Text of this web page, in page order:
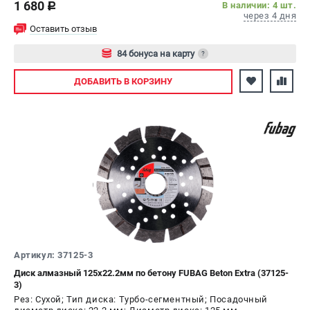
1 680 c
В наличии: 4 шт.
через 4 дня
Оставить отзыв
84 бонуса на карту ?
Авторизуйтесь
ДОБАВИТЬ В КОРЗИНУ
Артикул: 37125-3
Диск алмазный 125х22.2мм по бетону FUBAG Beton Extra (37125-
3)
Рез: Сухой; Тип диска: Турбо-сегментный; Посадочный